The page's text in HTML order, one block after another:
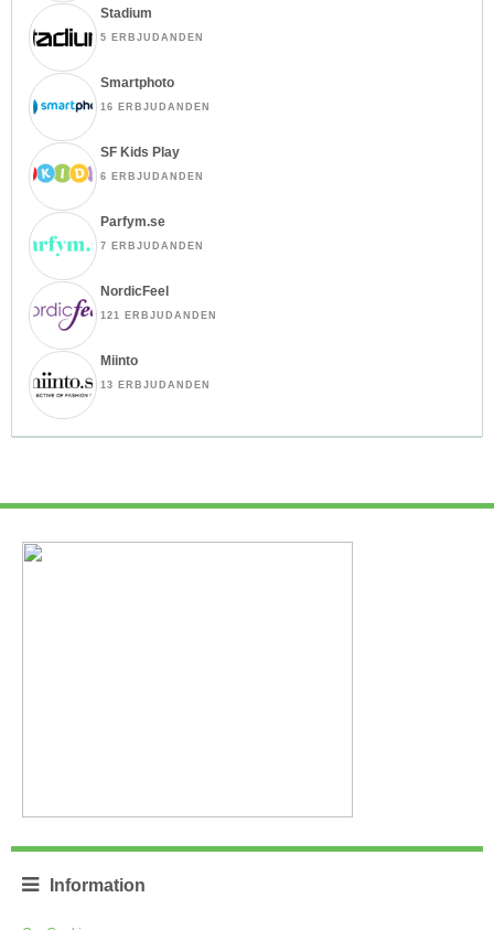
Stadium
5 ERBJUDANDEN
Smartphoto
16 ERBJUDANDEN
SF Kids Play
6 ERBJUDANDEN
Parfym.se
7 ERBJUDANDEN
NordicFeel
121 ERBJUDANDEN
Miinto
13 ERBJUDANDEN
Information